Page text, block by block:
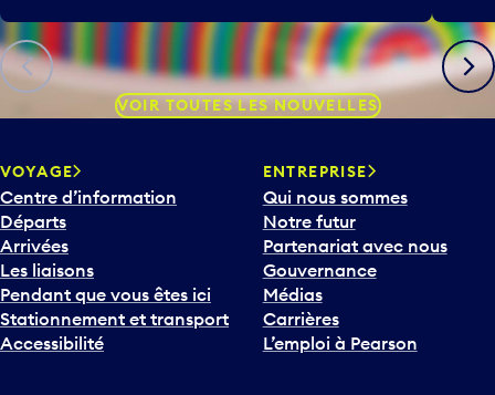
Précédent
VOIR TOUTES LES NOUVELLES
VOYAGE
Centre d’information
Départs
Arrivées
Les liaisons
Pendant que vous êtes ici
Stationnement et transport
Accessibilité
ENTREPRISE
Qui nous sommes
Notre futur
Partenariat avec nous
Gouvernance
Médias
Carrières
L’emploi à Pearson